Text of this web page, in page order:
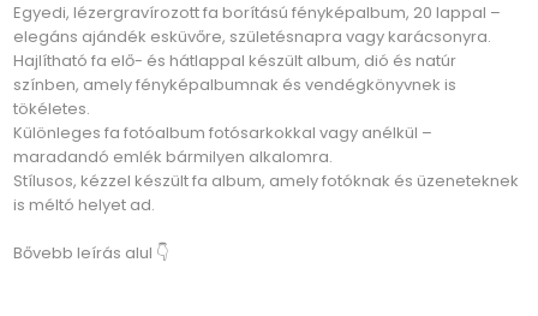
Egyedi, lézergravírozott fa borítású fényképalbum, 20 lappal –
elegáns ajándék esküvőre, születésnapra vagy karácsonyra.
Hajlítható fa elő- és hátlappal készült album, dió és natúr
színben, amely fényképalbumnak és vendégkönyvnek is
tökéletes.
Különleges fa fotóalbum fotósarkokkal vagy anélkül –
maradandó emlék bármilyen alkalomra.
Stílusos, kézzel készült fa album, amely fotóknak és üzeneteknek
is méltó helyet ad.
Bővebb leírás alul 👇